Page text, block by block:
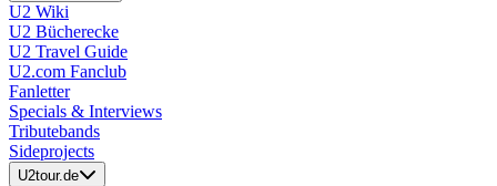
U2 Wiki
U2 Bücherecke
U2 Travel Guide
U2.com Fanclub
Fanletter
Specials & Interviews
Tributebands
Sideprojects
U2tour.de